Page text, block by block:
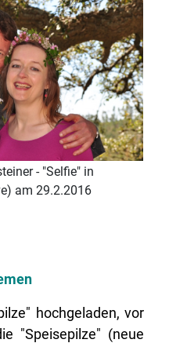
- "Selfie" in
am 29.2.2016
hochgeladen, vor
"Speisepilze" (neue